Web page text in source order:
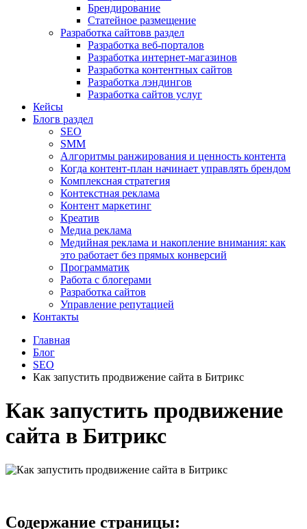
Брендирование
Статейное размещение
Разработка сайтовв раздел
Разработка веб-порталов
Разработка интернет-магазинов
Разработка контентных сайтов
Разработка лэндингов
Разработка сайтов услуг
Кейсы
Блогв раздел
SEO
SMM
Алгоритмы ранжирования и ценность контента
Когда контент-план начинает управлять брендом
Комплексная стратегия
Контекстная реклама
Контент маркетинг
Креатив
Медиа реклама
Медийная реклама и накопление внимания: как
это работает без прямых конверсий
Программатик
Работа с блогерами
Разработка сайтов
Управление репутацией
Контакты
Главная
Блог
SEO
Как запустить продвижение сайта в Битрикс
Как запустить продвижение
сайта в Битрикс
Содержание страницы: